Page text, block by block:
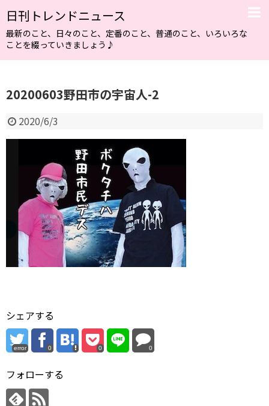
日刊トレンドニュース
最新のこと、日々のこと、定番のこと、普通のこと、いろいろな
ことを綴っていきましょう♪
20200603野田市の宇宙人-2
2020/6/3
シェアする
error 0 0 0
フォローする